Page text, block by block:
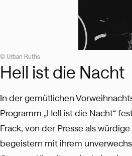
© Urban Ruths
Hell ist die Nacht
In der gemütlichen
Programm „Hell ist die Nacht“
Frack, von der Presse als
begeistern‬‭ mit ihrem